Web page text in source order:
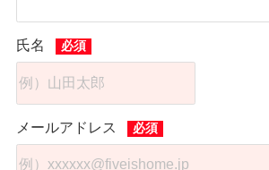
氏名
メールアドレス